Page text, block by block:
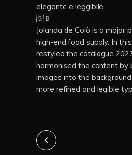
elegante e leggibile.
🇬🇧
Jolanda de Colò is a major
high-end food supply. In
restyled the catalogue
harmonised the content by
images into the
more refined and legible